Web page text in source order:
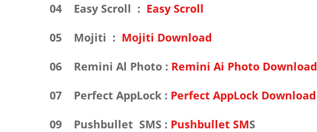
04
Easy Scroll : Easy Scroll
05
Mojiti : Mojiti Download
06
Remini Al Photo : Remini Ai Photo Download
07
Perfect AppLock : Perfect AppLock Download
09
Pushbullet SMS : Pushbullet SMS